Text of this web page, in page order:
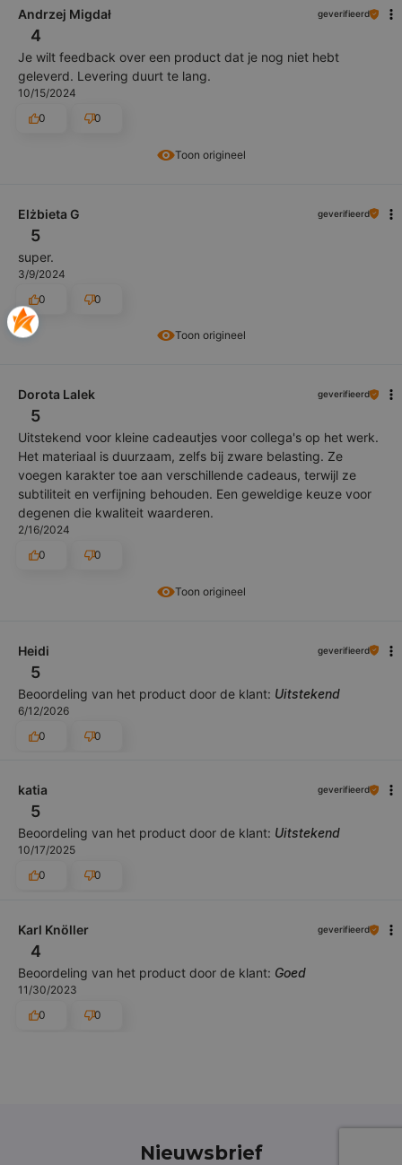
Toon origineel
Andrzej Migdał geverifieerd
4
Je wilt feedback over een product dat je nog niet hebt
geleverd. Levering duurt te lang.
10/15/2024
0
0
Toon origineel
Elżbieta G geverifieerd
5
super.
3/9/2024
0
0
Toon origineel
Dorota Lalek geverifieerd
5
Uitstekend voor kleine cadeautjes voor collega's op het werk.
Het materiaal is duurzaam, zelfs bij zware belasting. Ze
voegen karakter toe aan verschillende cadeaus, terwijl ze
subtiliteit en verfijning behouden. Een geweldige keuze voor
degenen die kwaliteit waarderen.
2/16/2024
0
0
Heidi geverifieerd
5
Beoordeling van het product door de klant: Uitstekend
6/12/2026
0
0
katia geverifieerd
5
Beoordeling van het product door de klant: Uitstekend
10/17/2025
0
0
Karl Knöller geverifieerd
4
Beoordeling van het product door de klant: Goed
11/30/2023
0
0
Nieuwsbrief